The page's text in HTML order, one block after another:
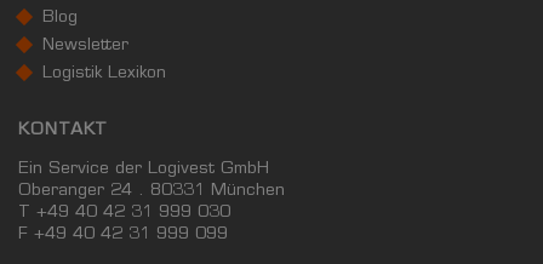
Blog
Newsletter
Logistik Lexikon
KONTAKT
Ein Service der Logivest GmbH
Oberanger 24 . 80331 München
T +49 40 42 31 999 030
F +49 40 42 31 999 099